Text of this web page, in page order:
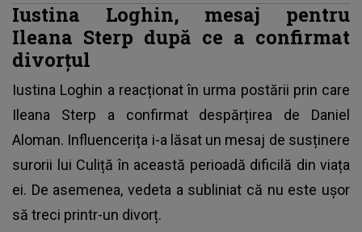
Iustina Loghin, mesaj pentru
Ileana Sterp după ce a confirmat
divorțul
Iustina Loghin a reacționat în urma postării prin care
Ileana Sterp a confirmat despărțirea de Daniel
Aloman. Influencerița i-a lăsat un mesaj de susținere
surorii lui Culiță în această perioadă dificilă din viața
ei. De asemenea, vedeta a subliniat că nu este ușor
să treci printr-un divorț.